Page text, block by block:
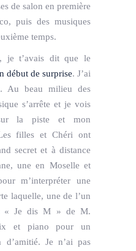
de salon en première
puis des musiques
temps.
je t’avais dit que le
début de surprise. J’ai
Au beau milieu des
s’arrête et je vois
la piste et mon
filles et Chéri ont
secret et à distance
une en Moselle et
m’interpréter une
laquelle, une de l’un
« Je dis M » de M.
et piano pour un
d’amitié. Je n’ai pas